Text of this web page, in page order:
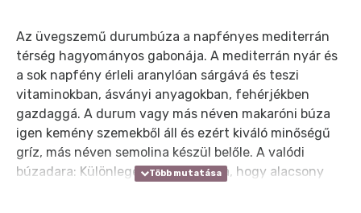
Az üvegszemű durumbúza a napfényes mediterrán
térség hagyományos gabonája. A mediterrán nyár és
a sok napfény érleli aranylóan sárgává és teszi
vitaminokban, ásványi anyagokban, fehérjékben
gazdaggá. A durum vagy más néven makaróni búza
igen kemény szemekből áll és ezért kiváló minőségű
gríz, más néven semolina készül belőle. A valódi
búzadara: Különleges tulajdonsága, hogy alacsony